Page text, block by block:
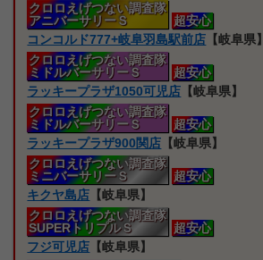
クロロえげつない調査隊
アニバーサリーＳ
超安心
コンコルド777+岐阜羽島駅前店 【岐阜県】
クロロえげつない調査隊
ミドルバーサリーＳ
超安心
ラッキープラザ1050可児店 【岐阜県】
クロロえげつない調査隊
ミドルバーサリーＳ
超安心
ラッキープラザ900関店 【岐阜県】
クロロえげつない調査隊
ミニバーサリーＳ
超安心
キクヤ島店 【岐阜県】
クロロえげつない調査隊
SUPERトリプルＳ
超安心
フジ可児店 【岐阜県】